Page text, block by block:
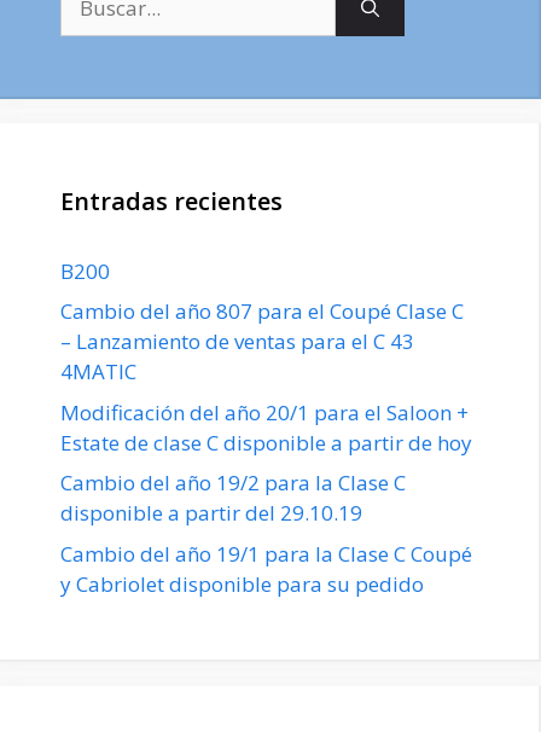
Entradas recientes
B200
Cambio del año 807 para el Coupé Clase C
– Lanzamiento de ventas para el C 43
4MATIC
Modificación del año 20/1 para el Saloon +
Estate de clase C disponible a partir de hoy
Cambio del año 19/2 para la Clase C
disponible a partir del 29.10.19
Cambio del año 19/1 para la Clase C Coupé
y Cabriolet disponible para su pedido